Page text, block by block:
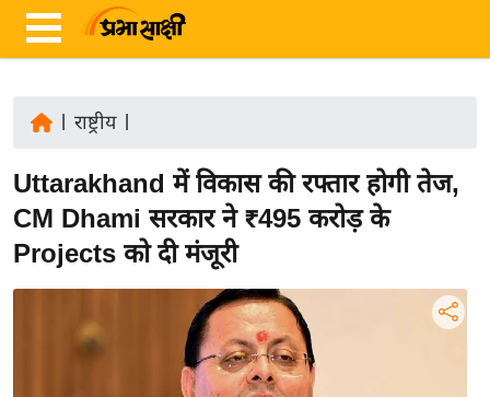
ज़ा
ख
ब
र
राष्ट्रीय|
Uttarakhand में विकास की रफ्तार होगी तेज,
CM Dhami सरकार ने ₹495 करोड़ के
Projects को दी मंजूरी